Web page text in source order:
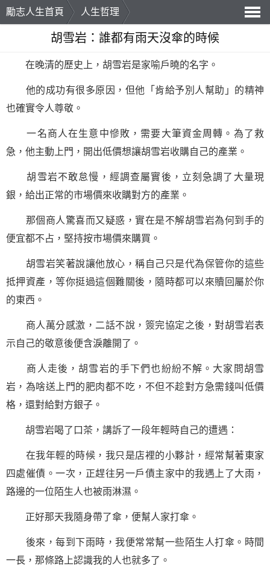
勵志人生首頁
人生哲理
導
胡雪岩：誰都有雨天沒傘的時候
在晚清的歷史上，胡雪岩是家喻戶曉的名字。
他的成功有很多原因，但他「肯給予別人幫助」的精神
也確實令人尊敬。
一名商人在生意中慘敗，需要大筆資金周轉。為了救
急，他主動上門，開出低價想讓胡雪岩收購自己的產業。
胡雪岩不敢怠慢，經調查屬實後，立刻急調了大量現
銀，給出正常的市場價來收購對方的產業。
那個商人驚喜而又疑惑，實在是不解胡雪岩為何到手的
便宜都不占， 堅持按市場價來購買。
胡雪岩笑著說讓他放心，稱自己只是代為保管你的這些
抵押資產，等你挺過這個難關後，隨時都可以來贖回屬於你
的東西。
商人萬分感激，二話不說，簽完協定之後，對胡雪岩表
示自己的敬意後便含淚離開了。
商人走後，胡雪岩的手下們也紛紛不解。大家問胡雪
岩，為啥送上門的肥肉都不吃，不但不趁對方急需錢叫低價
格，還對給對方銀子。
胡雪岩喝了口茶，講訴了一段年輕時自己的遭遇：
在我年輕的時候，我只是店裡的小夥計，經常幫著東家
四處催債。一次，正趕往另一戶債主家中的我遇上了大雨，
路邊的一位陌生人也被雨淋濕。
正好那天我隨身帶了傘，便幫人家打傘。
後來，每到下雨時，我便常常幫一些陌生人打傘。時間
一長，那條路上認識我的人也就多了。